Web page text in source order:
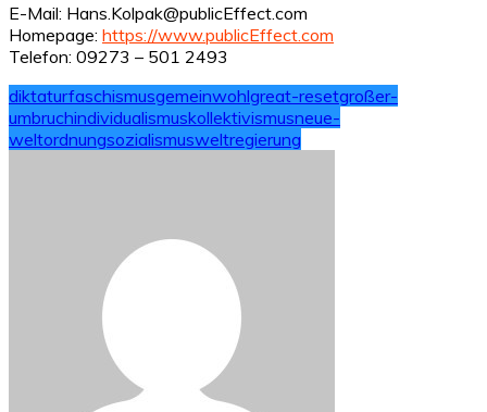
E-Mail: Hans.Kolpak@publicEffect.com
Homepage: https://www.publicEffect.com
Telefon: 09273 – 501 2493
diktaturfaschismusgemeinwohlgreat-resetgroßer-
umbruchindividualismuskollektivismusneue-
weltordnungsozialismusweltregierung